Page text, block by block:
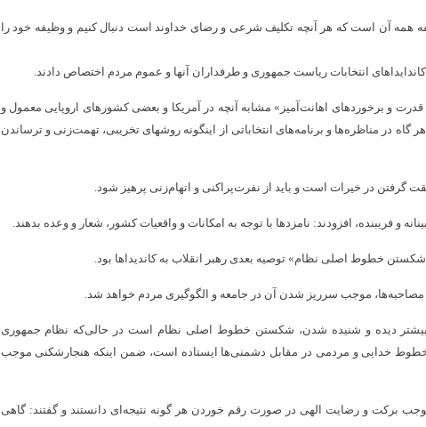
همه آن است که هر آنچه تکلیف شرعی و رضای خداوند است دنبال کنیم و وظیفه خود را
انتخابات ریاست جمهوری و طرفداران آنها و عموم مردم اختصاص دادند.
قدرت و برخوردهای اهانت‌آمیز» مشابه آنچه در آمریکا و بعضی کشورهای اروپایی معمول و
گاه در مناظره‌ها و برنامه‌های انتخاباتی از اینگونه روشهای تخریبی، تهمت‌زنی و ترساندن
گرفتن در خیرات است و باید از نفرت‌پراکنی و اتهام‌زنی پرهیز شود.
و فریبنده، افزودند: نامزدها با توجه به امکانات و واقعیات کشور، شعار و وعده بدهند.
خطوط اصلی نظام» توصیه بعدی رهبر انقلاب به کاندیداها بود.
مصاحبه‌ها، موجب سرریز شدن آن در جامعه و الگوگیری مردم خواهد شد.
بیشتر دیده و شنیده شدن، شکستن خطوط اصلی نظام است در حالی‌که نظام جمهوری
خطوط خدایی و مردمی در مقابل دشمنی‌ها ایستاده است، ضمن اینکه هنجارشکنی موجب
برکت و رضایت الهی در صورت رقم خوردن هر گونه نتیجه‌ای دانستند و گفتند: گاهی